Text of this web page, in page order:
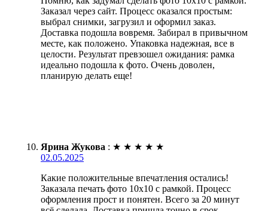
Заказал через сайт. Процесс оказался простым:
выбрал снимки, загрузил и оформил заказ.
Доставка подошла вовремя. Забирал в привычном
месте, как положено. Упаковка надежная, все в
целости. Результат превзошел ожидания: рамка
идеально подошла к фото. Очень доволен,
планирую делать еще!
Ярина Жукова : ★ ★ ★ ★ ★
02.05.2025
Какие положительные впечатления остались!
Заказала печать фото 10х10 с рамкой. Процесс
оформления прост и понятен. Всего за 20 минут